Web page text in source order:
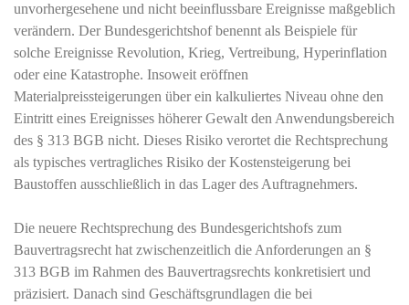
unvorhergesehene und nicht beeinflussbare Ereignisse maßgeblich
verändern. Der Bundesgerichtshof benennt als Beispiele für
solche Ereignisse Revolution, Krieg, Vertreibung, Hyperinflation
oder eine Katastrophe. Insoweit eröffnen
Materialpreissteigerungen über ein kalkuliertes Niveau ohne den
Eintritt eines Ereignisses höherer Gewalt den Anwendungsbereich
des § 313 BGB nicht. Dieses Risiko verortet die Rechtsprechung
als typisches vertragliches Risiko der Kostensteigerung bei
Baustoffen ausschließlich in das Lager des Auftragnehmers.
Die neuere Rechtsprechung des Bundesgerichtshofs zum
Bauvertragsrecht hat zwischenzeitlich die Anforderungen an §
313 BGB im Rahmen des Bauvertragsrechts konkretisiert und
präzisiert. Danach sind Geschäftsgrundlagen die bei